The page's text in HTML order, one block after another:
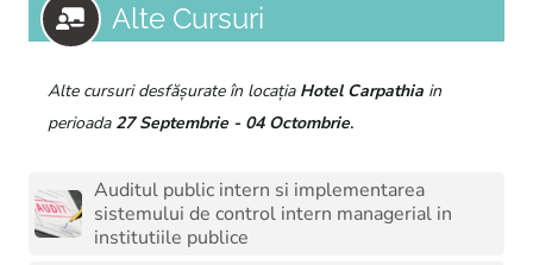
Alte Cursuri
Alte cursuri desfășurate în locația Hotel Carpathia in
perioada 27 Septembrie - 04 Octombrie.
Auditul public intern si implementarea
sistemului de control intern managerial in
institutiile publice